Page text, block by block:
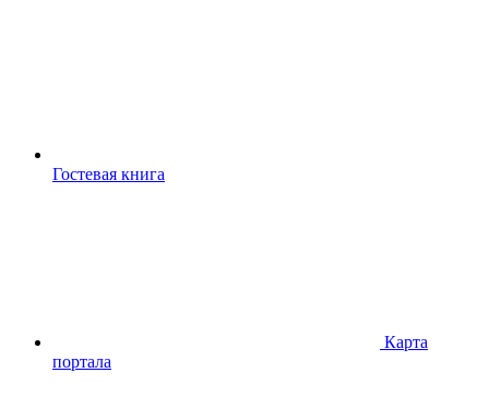
Гостевая книга
Карта
портала